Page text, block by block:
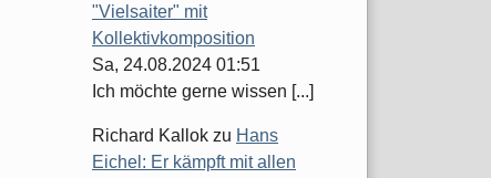
"Vielsaiter" mit
Kollektivkomposition
Sa, 24.08.2024 01:51
Ich möchte gerne wissen [...]
Richard Kallok zu Hans
Eichel: Er kämpft mit allen